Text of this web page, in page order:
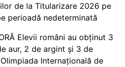
de la Titularizare 2026 pe
perioadă nedeterminată
Elevii români au obținut 3
aur, 2 de argint și 3 de
Internațională de